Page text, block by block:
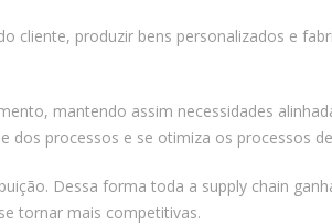
cliente, produzir bens personalizados e
mantendo assim necessidades
dos processos e se otimiza os processos
Dessa forma toda a supply chain
tornar mais competitivas.